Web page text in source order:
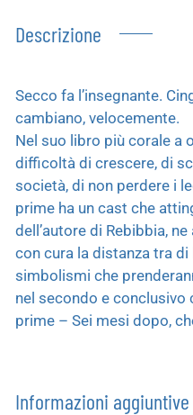
Descrizione
Secco fa l’insegnante.
cambiano, velocemente.
Nel suo libro più corale a
difficoltà di crescere, di
società, di non perdere i
prime ha un cast che
dell’autore di Rebibbia,
con cura la distanza tra
simbolismi che
nel secondo e
prime – Sei mesi dopo,
Informazioni aggiuntive